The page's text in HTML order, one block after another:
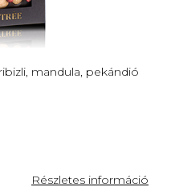
mandula, pekándió
Részletes információ